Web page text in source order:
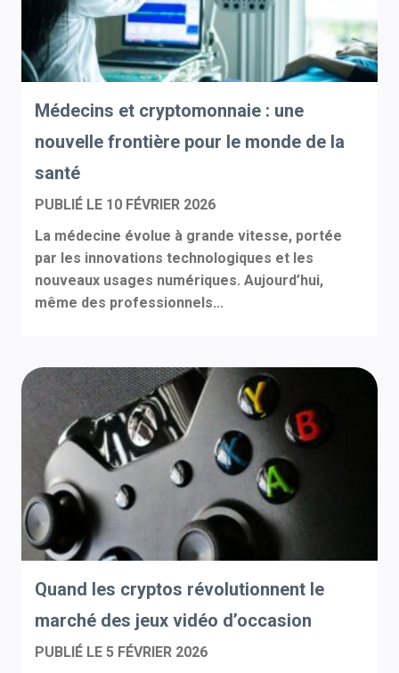
Médecins et cryptomonnaie : une
nouvelle frontière pour le monde de la
santé
PUBLIÉ LE 10 FÉVRIER 2026
La médecine évolue à grande vitesse, portée
par les innovations technologiques et les
nouveaux usages numériques. Aujourd’hui,
même des professionnels...
Quand les cryptos révolutionnent le
marché des jeux vidéo d’occasion
PUBLIÉ LE 5 FÉVRIER 2026